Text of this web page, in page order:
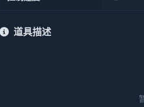
道具描述